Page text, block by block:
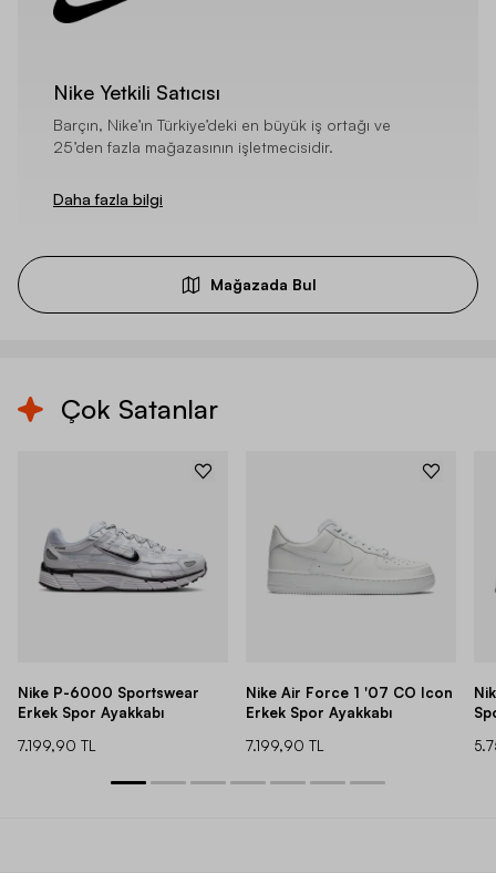
Nike Yetkili Satıcısı
Barçın, Nike’ın Türkiye’deki en büyük iş ortağı ve
25’den fazla mağazasının işletmecisidir.
Daha fazla bilgi
Mağazada Bul
Çok Satanlar
Nike P-6000 Sportswear
Erkek Spor Ayakkabı
7.199,90 TL
Nike Air Force 1 '07 CO Icon
Erkek Spor Ayakkabı
7.199,90 TL